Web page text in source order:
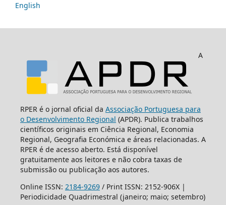
English
A
RPER é o jornal oficial da Associação Portuguesa para
o Desenvolvimento Regional (APDR). Publica trabalhos
científicos originais em Ciência Regional, Economia
Regional, Geografia Económica e áreas relacionadas. A
RPER é de acesso aberto. Está disponível
gratuitamente aos leitores e não cobra taxas de
submissão ou publicação aos autores.
Online ISSN: 2184-9269/ Print ISSN: 2152-906X |
Periodicidade Quadrimestral (janeiro; maio; setembro)